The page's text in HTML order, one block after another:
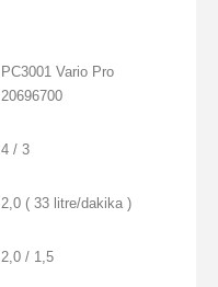
PC3001 Vario Pro
20696700
4 / 3
2,0 ( 33 litre/dakika )
2,0 / 1,5